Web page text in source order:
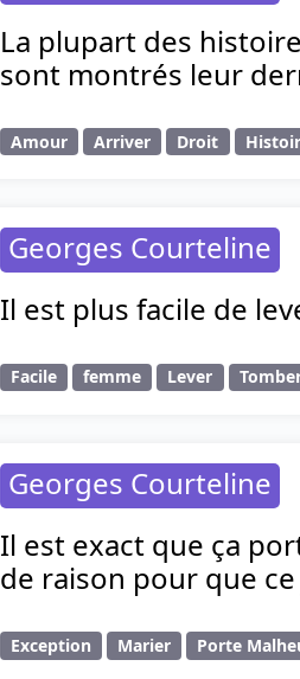
La plupart des
sont montrés leur
Amour Arriver Droit
Georges Courteline
Il est plus facile de
Facile femme Lever
Georges Courteline
Il est exact que ça
de raison pour que
Exception Marier Porte